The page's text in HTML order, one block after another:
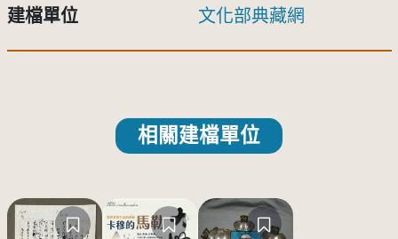
建檔單位 文化部典藏網
相關建檔單位